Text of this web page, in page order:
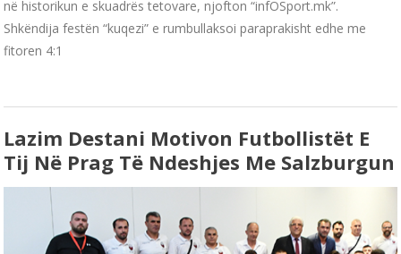
në historikun e skuadrës tetovare, njofton “infOSport.mk”.
Shkëndija festën “kuqezi” e rumbullaksoi paraprakisht edhe me
fitoren 4:1
Lazim Destani Motivon Futbollistët E
Tij Në Prag Të Ndeshjes Me Salzburgun